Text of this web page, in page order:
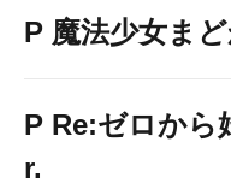
P 魔法少女ま
P Re:ゼロから
r.